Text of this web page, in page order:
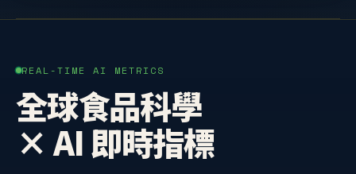
REAL-TIME AI METRICS
全球食品科學
× AI 即時指標